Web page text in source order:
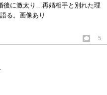
後に激太り…再婚相手と別れた理
る。画像あり
5